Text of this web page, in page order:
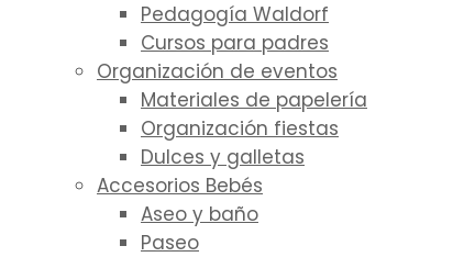
Pedagogía Waldorf
Cursos para padres
Organización de eventos
Materiales de papelería
Organización fiestas
Dulces y galletas
Accesorios Bebés
Aseo y baño
Paseo